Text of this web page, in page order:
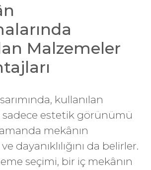
Malzemeler
kullanılan
sadece estetik görünümü
mekânın
dayanıklılığını da belirler.
seçimi, bir iç mekânın